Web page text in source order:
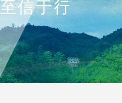
信于行